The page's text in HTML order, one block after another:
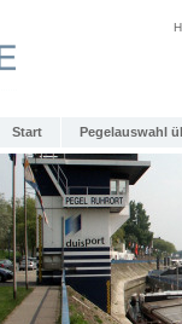
Start Pegelauswahl